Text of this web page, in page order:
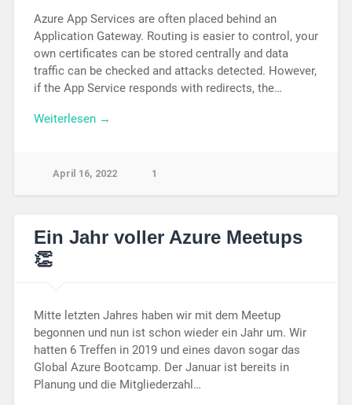
Azure App Services are often placed behind an
Application Gateway. Routing is easier to control, your
own certificates can be stored centrally and data
traffic can be checked and attacks detected. However,
if the App Service responds with redirects, the…
Weiterlesen →
April 16, 2022 1
Ein Jahr voller Azure Meetups
👏
Mitte letzten Jahres haben wir mit dem Meetup
begonnen und nun ist schon wieder ein Jahr um. Wir
hatten 6 Treffen in 2019 und eines davon sogar das
Global Azure Bootcamp. Der Januar ist bereits in
Planung und die Mitgliederzahl…